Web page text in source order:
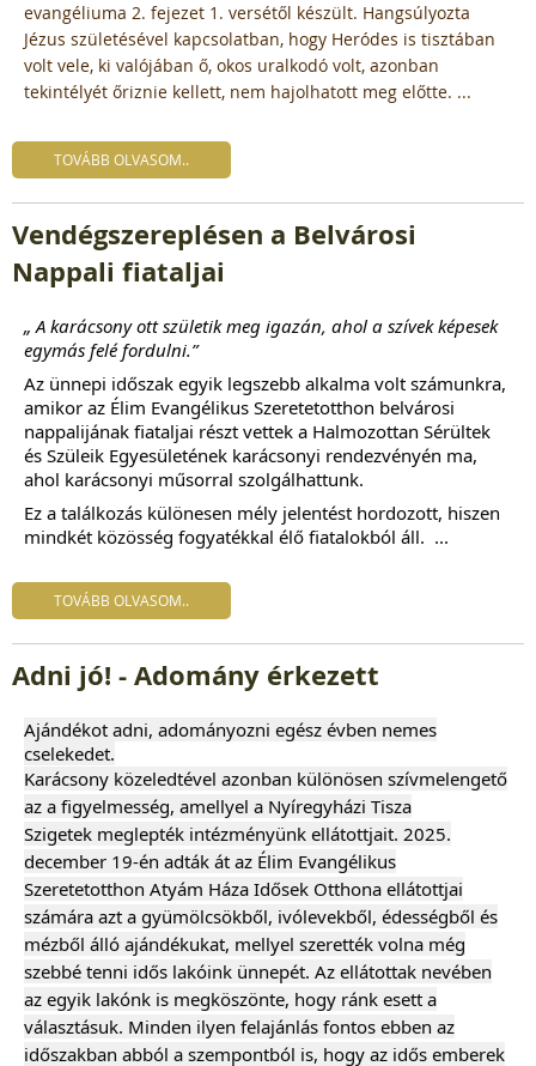
evangéliuma 2. fejezet 1. versétől készült. Hangsúlyozta
Jézus születésével kapcsolatban, hogy Heródes is tisztában
volt vele, ki valójában ő, okos uralkodó volt, azonban
tekintélyét őriznie kellett, nem hajolhatott meg előtte. ...
TOVÁBB OLVASOM..
Vendégszereplésen a Belvárosi
Nappali fiataljai
„ A karácsony ott születik meg igazán, ahol a szívek képesek
egymás felé fordulni.”
Az ünnepi időszak egyik legszebb alkalma volt számunkra,
amikor az Élim Evangélikus Szeretetotthon belvárosi
nappalijának fiataljai részt vettek a Halmozottan Sérültek
és Szüleik Egyesületének karácsonyi rendezvényén ma,
ahol karácsonyi műsorral szolgálhattunk.
Ez a találkozás különesen mély jelentést hordozott, hiszen
mindkét közösség fogyatékkal élő fiatalokból áll. ...
TOVÁBB OLVASOM..
Adni jó! - Adomány érkezett
Ajándékot adni, adományozni egész évben nemes
cselekedet.
Karácsony közeledtével azonban különösen szívmelengető
az a figyelmesség, amellyel a Nyíregyházi Tisza
Szigetek meglepték intézményünk ellátottjait. 2025.
december 19-én adták át az Élim Evangélikus
Szeretetotthon Atyám Háza Idősek Otthona ellátottjai
számára azt a gyümölcsökből, ivólevekből, édességből és
mézből álló ajándékukat, mellyel szerették volna még
szebbé tenni idős lakóink ünnepét. Az ellátottak nevében
az egyik lakónk is megköszönte, hogy ránk esett a
választásuk. Minden ilyen felajánlás fontos ebben az
időszakban abból a szempontból is, hogy az idős emberek